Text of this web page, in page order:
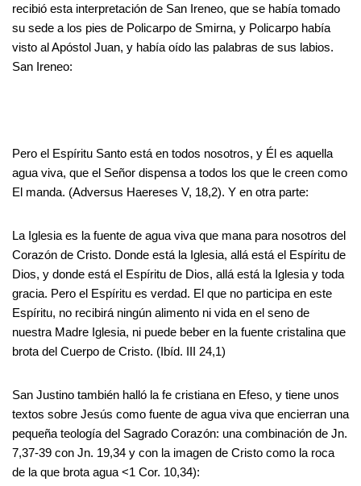
recibió esta interpretación de San Ireneo, que se había tomado
su sede a los pies de Policarpo de Smirna, y Policarpo había
visto al Apóstol Juan, y había oído las palabras de sus labios.
San Ireneo:
Pero el Espíritu Santo está en todos nosotros, y Él es aquella
agua viva, que el Señor dispensa a todos los que le creen como
El manda. (Adversus Haereses V, 18,2). Y en otra parte:
La Iglesia es la fuente de agua viva que mana para nosotros del
Corazón de Cristo. Donde está la Iglesia, allá está el Espíritu de
Dios, y donde está el Espíritu de Dios, allá está la Iglesia y toda
gracia. Pero el Espíritu es verdad. El que no participa en este
Espíritu, no recibirá ningún alimento ni vida en el seno de
nuestra Madre Iglesia, ni puede beber en la fuente cristalina que
brota del Cuerpo de Cristo. (Ibíd. III 24,1)
San Justino también halló la fe cristiana en Efeso, y tiene unos
textos sobre Jesús como fuente de agua viva que encierran una
pequeña teología del Sagrado Corazón: una combinación de Jn.
7,37-39 con Jn. 19,34 y con la imagen de Cristo como la roca
de la que brota agua <1 Cor. 10,34):